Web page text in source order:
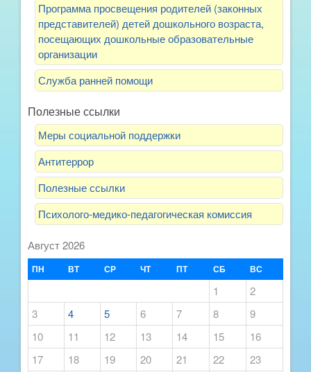
Программа просвещения родителей (законных
представителей) детей дошкольного возраста,
посещающих дошкольные образовательные
организации
Служба ранней помощи
Полезные ссылки
Меры социальной поддержки
Антитеррор
Полезные ссылки
Психолого-медико-педагогическая комиссия
Август 2026
ПН ВТ СР ЧТ ПТ СБ ВС
1
2
3
4 5 6 7 8
9
10
11 12 13 14 15
16
17
18 19 20 21 22
23